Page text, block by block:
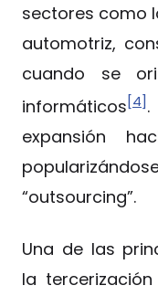
sectores como
automotriz,
cuando se
informáticos[4].
expansión
“outsourcing”.
Una de las
la